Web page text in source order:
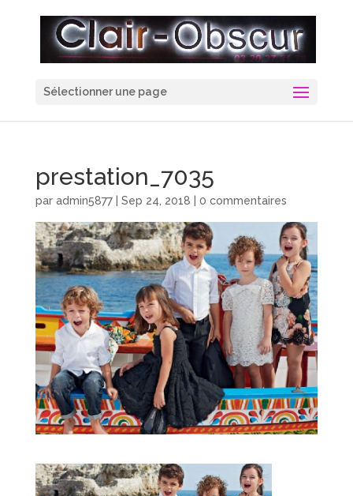
Sélectionner une page
prestation_7035
par admin5877| Sep 24, 2018 0 commentaires